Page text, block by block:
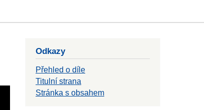
Odkazy
Přehled o díle
Titulní strana
Stránka s obsahem